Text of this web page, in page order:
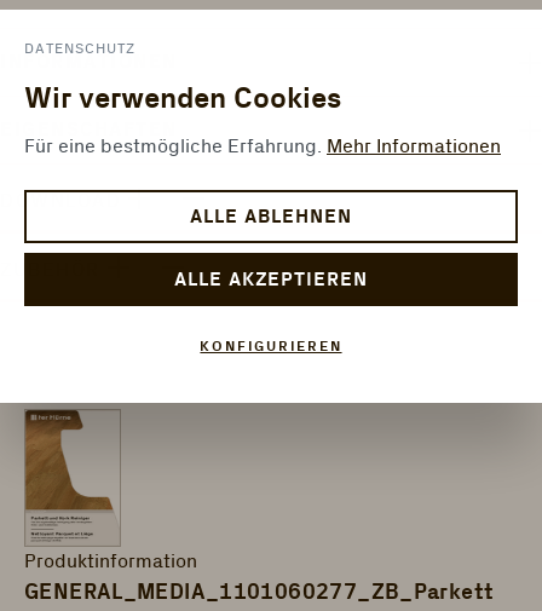
Produktinformation
GENERAL_MEDIA_1101060277_ZB_Parkett
DATENSCHUTZ
Wir verwenden Cookies
Für eine bestmögliche Erfahrung. Mehr Informationen
ALLE ABLEHNEN
ALLE AKZEPTIEREN
KONFIGURIEREN